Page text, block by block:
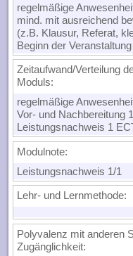
regelmäßige
mind. mit ausreichend
(z.B. Klausur, Referat,
Beginn der
Zeitaufwand/Verteilung
Moduls:
regelmäßige
Vor- und Nachbereitung
Leistungsnachweis 1
Modulnote:
Leistungsnachweis 1/1
Lehr- und Lernmethode:
Polyvalenz mit anderen
Zugänglichkeit: